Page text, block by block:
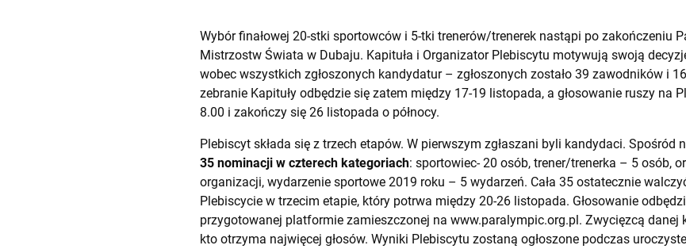
Wybór finałowej 20-stki sportowców i 5-tki trenerów/trenerek nastąpi po zakończeniu
Mistrzostw Świata w Dubaju. Kapituła i Organizator Plebiscytu motywują swoją
wobec wszystkich zgłoszonych kandydatur – zgłoszonych zostało 39 zawodników i
zebranie Kapituły odbędzie się zatem między 17-19 listopada, a głosowanie ruszy na
8.00 i zakończy się 26 listopada o północy.
Plebiscyt składa się z trzech etapów. W pierwszym zgłaszani byli kandydaci. Spośród
35 nominacji w czterech kategoriach: sportowiec- 20 osób, trener/trenerka – 5 osób,
organizacji, wydarzenie sportowe 2019 roku – 5 wydarzeń. Cała 35 ostatecznie
Plebiscycie w trzecim etapie, który potrwa między 20-26 listopada. Głosowanie
przygotowanej platformie zamieszczonej na www.paralympic.org.pl. Zwycięzcą danej
kto otrzyma najwięcej głosów. Wyniki Plebiscytu zostaną ogłoszone podczas